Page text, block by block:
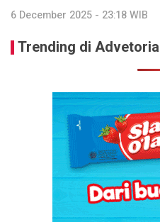
6 December 2025 - 23:18 WIB
Trending di